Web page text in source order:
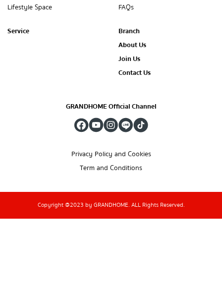
Lifestyle Space
FAQs
Service
Branch
About Us
Join Us
Contact Us
GRANDHOME Official Channel
Privacy Policy and Cookies
Term and Conditions
Copyright @2023 by GRANDHOME. ALL Rights Reserved.